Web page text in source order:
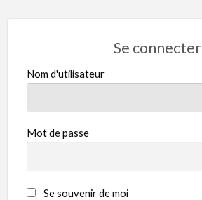
Se connecter
Nom d'utilisateur
Mot de passe
Se souvenir de moi